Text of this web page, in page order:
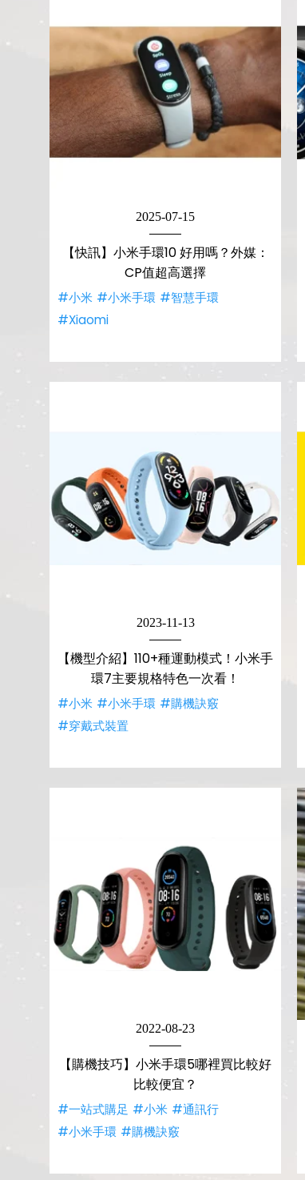
2025-07-15
【快訊】小米手環10 好用嗎？外媒：
CP值超高選擇
#小米 #小米手環 #智慧手環
#Xiaomi
2023-11-13
【機型介紹】110+種運動模式！小米手
環7主要規格特色一次看！
#小米 #小米手環 #購機訣竅
#穿戴式裝置
2022-08-23
【購機技巧】小米手環5哪裡買比較好
比較便宜？
#一站式購足 #小米 #通訊行
#小米手環 #購機訣竅